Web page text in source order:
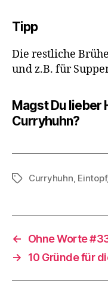
Tipp
Die restliche
und z.B. für
Magst Du lieber
Curryhuhn?
Schlagwörter
Curryhuhn, Eintopf,
←
Ohne Worte
→
10 Gründe für